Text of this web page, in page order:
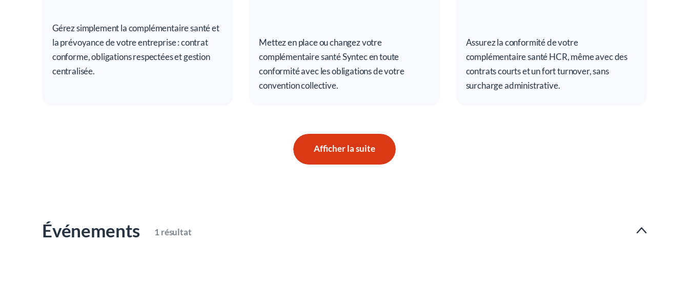
Gérez simplement la complémentaire santé et
la prévoyance de votre entreprise : contrat
conforme, obligations respectées et gestion
centralisée.
Mettez en place ou changez votre
complémentaire santé Syntec en toute
conformité avec les obligations de votre
convention collective.
Assurez la conformité de votre
complémentaire santé HCR, même avec des
contrats courts et un fort turnover, sans
surcharge administrative.
Afficher la suite
Événements 1 résultat